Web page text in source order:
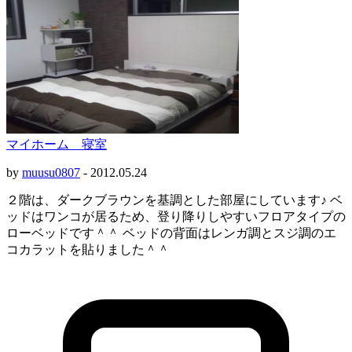
マイホーム 寝室
by muusu0807 - 2012.05.24
２階は、ダークブラウンを基調とした部屋にしています♪ ベ
ッドはワンコが居るため、登り降りしやすいフロアタイプの
ローベッドです＾＾ ベッドの背面はレンガ調とスジ調のエ
コカラットを貼りました＾＾